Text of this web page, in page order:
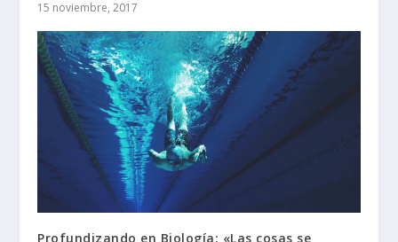
15 noviembre, 2017
Profundizando en Biología: «Las cosas se